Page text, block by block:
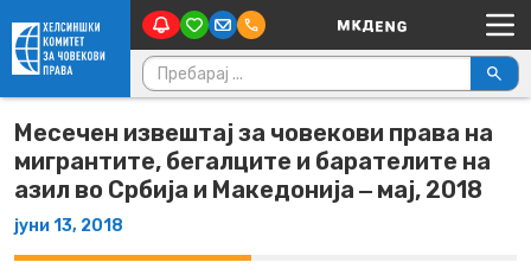
Skip to content Main Navigation
Пребарувај за:
Месечен извештај за човекови права на
мигрантите, бегалците и барателите на
азил во Србија и Македонија ‒ мај, 2018
јуни 13, 2018